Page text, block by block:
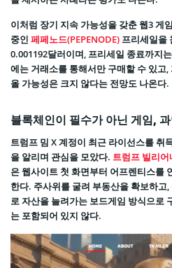
이처럼 장기 지속 가능성을 갖춘 웹3 게
중인 페페노드(PEPENODE) 프리세일을
0.001192달러이며, 프리세일 종료까지
에는 거래소를 통해서만 구매할 수 있고
올 가능성은 크지 않다는 전망도 나온다.
블록체인이 필수가 아닌 게임,
트럼프 밈 X 계정이 최근 라이선스를 취
을 알리며 관심을 모았다. 트럼프 빌리어
은 웹사이트 첫 화면부터 어프렌티스를
한다. 주사위를 굴려 부동산을 확보하고
로 자산을 늘려가는 보드게임 방식으로
는 포함되어 있지 않다.